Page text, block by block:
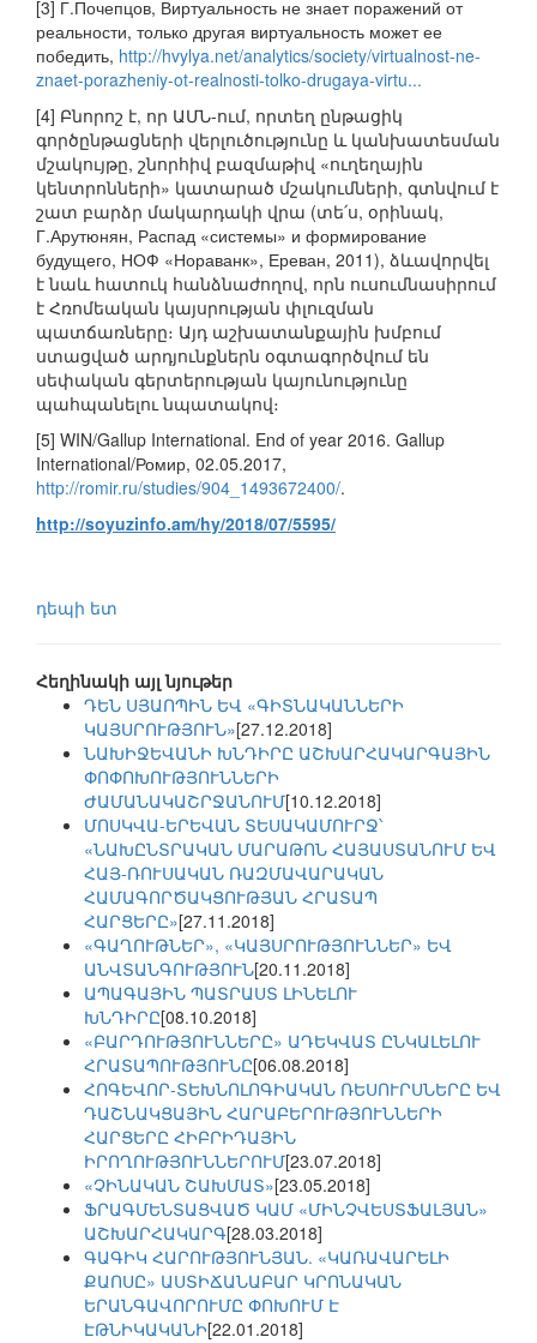
[3] Г.Почепцов, Виртуальность не знает поражений от
реальности, только другая виртуальность может ее
победить, http://hvylya.net/analytics/society/virtualnost-ne-
znaet-porazheniy-ot-realnosti-tolko-drugaya-virtu...
[4] Բնորոշ է, որ ԱՄՆ-ում, որտեղ ընթացիկ
գործընթացների վերլուծությունը և կանխատեսման
մշակույթը, շնորհիվ բազմաթիվ «ուղեղային
կենտրոնների» կատարած մշակումների, գտնվում է
շատ բարձր մակարդակի վրա (տե՛ս, օրինակ,
Г.Арутюнян, Распад «системы» и формирование
будущего, НОФ «Нораванк», Ереван, 2011), ձևավորվել
է նաև հատուկ հանձնաժողով, որն ուսումնասիրում
է Հռոմեական կայսրության փլուզման
պատճառները։ Այդ աշխատանքային խմբում
ստացված արդյունքներն օգտագործվում են
սեփական գերտերության կայունությունը
պահպանելու նպատակով։
[5] WIN/Gallup International. End of year 2016. Gallup
International/Ромир, 02.05.2017,
http://romir.ru/studies/904_1493672400/.
http://soyuzinfo.am/hy/2018/07/5595/
դեպի ետ
Հեղինակի այլ նյութեր
ԴԵՆ ՍՅԱՈՊԻՆ ԵՎ «ԳԻՏՆԱԿԱՆՆԵՐԻ
ԿԱՅՍՐՈՒԹՅՈՒՆ»[27.12.2018]
ՆԱԽԻՋԵՎԱՆԻ ԽՆԴԻՐԸ ԱՇԽԱՐՀԱԿԱՐԳԱՅԻՆ
ՓՈՓՈԽՈՒԹՅՈՒՆՆԵՐԻ
ԺԱՄԱՆԱԿԱՇՐՋԱՆՈՒՄ[10.12.2018]
ՄՈՍԿՎԱ-ԵՐԵՎԱՆ ՏԵՍԱԿԱՄՈՒՐՋ՝
«ՆԱԽԸՆՏՐԱԿԱՆ ՄԱՐԱԹՈՆ ՀԱՅԱՍՏԱՆՈՒՄ ԵՎ
ՀԱՅ-ՌՈՒՍԱԿԱՆ ՌԱԶՄԱՎԱՐԱԿԱՆ
ՀԱՄԱԳՈՐԾԱԿՑՈՒԹՅԱՆ ՀՐԱՏԱՊ
ՀԱՐՑԵՐԸ»[27.11.2018]
«ԳԱՂՈՒԹՆԵՐ», «ԿԱՅՍՐՈՒԹՅՈՒՆՆԵՐ» ԵՎ
ԱՆՎՏԱՆԳՈՒԹՅՈՒՆ[20.11.2018]
ԱՊԱԳԱՅԻՆ ՊԱՏՐԱՍՏ ԼԻՆԵԼՈՒ
ԽՆԴԻՐԸ[08.10.2018]
«ԲԱՐԴՈՒԹՅՈՒՆՆԵՐԸ» ԱԴԵԿՎԱՏ ԸՆԿԱԼԵԼՈՒ
ՀՐԱՏԱՊՈՒԹՅՈՒՆԸ[06.08.2018]
ՀՈԳԵՎՈՐ-ՏԵԽՆՈԼՈԳԻԱԿԱՆ ՌԵՍՈՒՐՍՆԵՐԸ ԵՎ
ԴԱՇՆԱԿՑԱՅԻՆ ՀԱՐԱԲԵՐՈՒԹՅՈՒՆՆԵՐԻ
ՀԱՐՑԵՐԸ ՀԻԲՐԻԴԱՅԻՆ
ԻՐՈՂՈՒԹՅՈՒՆՆԵՐՈՒՄ[23.07.2018]
«ՉԻՆԱԿԱՆ ՇԱԽՄԱՏ»[23.05.2018]
ՖՐԱԳՄԵՆՏԱՑՎԱԾ ԿԱՄ «ՄԻՆՉՎԵՍՏՖԱԼՅԱՆ»
ԱՇԽԱՐՀԱԿԱՐԳ[28.03.2018]
ԳԱԳԻԿ ՀԱՐՈՒԹՅՈՒՆՅԱՆ. «ԿԱՌԱՎԱՐԵԼԻ
ՔԱՈՍԸ» ԱՍՏԻՃԱՆԱԲԱՐ ԿՐՈՆԱԿԱՆ
ԵՐԱՆԳԱՎՈՐՈՒՄԸ ՓՈԽՈՒՄ Է
ԷԹՆԻԿԱԿԱՆԻ[22.01.2018]